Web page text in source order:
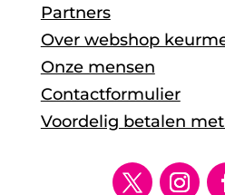
Partners
Over webshop
Onze mensen
Contactformulier
Voordelig betalen